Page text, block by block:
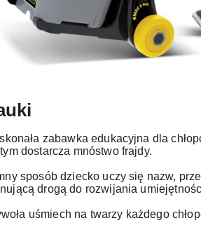
zabawka edukacyjna dla
dostarcza mnóstwo frajdy.
sposób dziecko uczy się nazw,
drogą do rozwijania
uśmiech na twarzy każdego